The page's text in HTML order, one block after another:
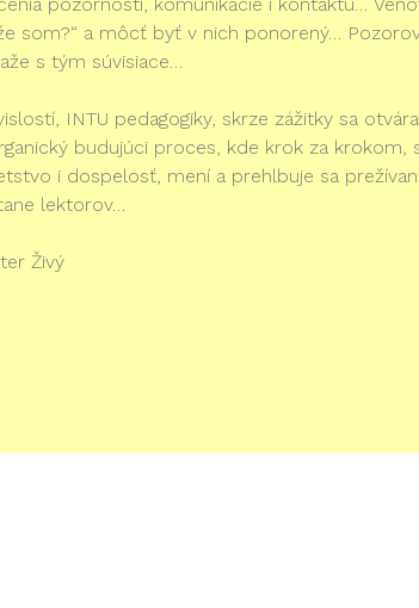
som?“ a môcť byť v nich ponorený…
s tým súvisiace…
INTU pedagogiky, skrze zážitky sa
budujúci proces, kde krok za krokom,
i dospelosť, mení a prehlbuje sa
lektorov…
Živý